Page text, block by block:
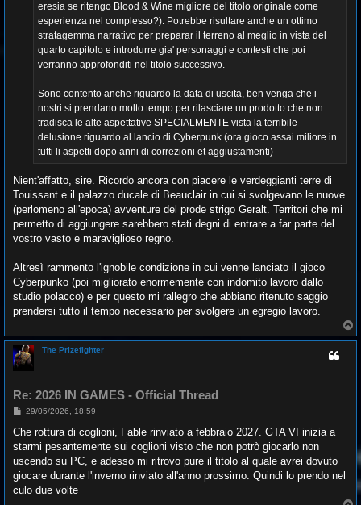
eresia se ritengo Blood & Wine migliore del titolo originale come
esperienza nel complesso?). Potrebbe risultare anche un ottimo
stratagemma narrativo per preparar il terreno al meglio in vista del
quarto capitolo e introdurre gia' personaggi e contesti che poi
verranno approfonditi nel titolo successivo.
Sono contento anche riguardo la data di uscita, ben venga che i
nostri si prendano molto tempo per rilasciare un prodotto che non
tradisca le alte aspettative SPECIALMENTE vista la terribile
delusione riguardo al lancio di Cyberpunk (ora gioco assai miliore in
tutti li aspetti dopo anni di correzioni et aggiustamenti)
Nient'affatto, sire. Ricordo ancora con piacere le verdeggianti terre di
Touissant e il palazzo ducale di Beauclair in cui si svolgevano le nuove
(perlomeno all'epoca) avventure del prode strigo Geralt. Territori che mi
permetto di aggiungere sarebbero stati degni di entrare a far parte del
vostro vasto e maraviglioso regno.
Altresì rammento l'ignobile condizione in cui venne lanciato il gioco
Cyberpunko (poi migliorato enormemente con indomito lavoro dallo
studio polacco) e per questo mi rallegro che abbiano ritenuto saggio
prendersi tutto il tempo necessario per svolgere un egregio lavoro.
o
The Prizefighter
Re: 2026 IN GAMES - Official Thread
M
s
a
g
i
o
29/05/2026, 18:59
Che rottura di coglioni, Fable rinviato a febbraio 2027. GTA VI inizia a
starmi pesantemente sui coglioni visto che non potrò giocarlo non
uscendo su PC, e adesso mi ritrovo pure il titolo al quale avrei dovuto
giocare durante l'inverno rinviato all'anno prossimo. Quindi lo prendo nel
culo due volte